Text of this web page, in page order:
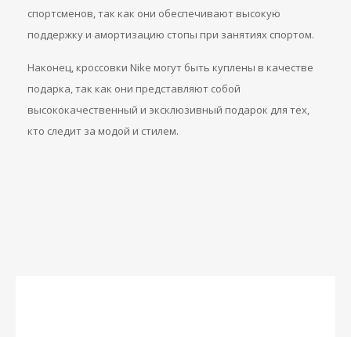
спортсменов, так как они обеспечивают высокую
поддержку и амортизацию стопы при занятиях спортом.
Наконец, кроссовки Nike могут быть куплены в качестве
подарка, так как они представляют собой
высококачественный и эксклюзивный подарок для тех,
кто следит за модой и стилем.